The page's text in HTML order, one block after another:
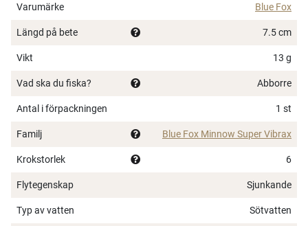
typer av ädelfiskar.
Vibrerande kropp imiterar en livlig betesfisk
Skeden snurrar och blixtrar, även under nedstigning
Utrustad med VMC®-krok
Varumärke Blue Fox
Längd på bete 7.5 cm
Vikt 13 g
Vad ska du fiska? Abborre
Antal i förpackningen 1 st
Familj Blue Fox Minnow Super Vibrax
Krokstorlek 6
Flytegenskap Sjunkande
Typ av vatten Sötvatten